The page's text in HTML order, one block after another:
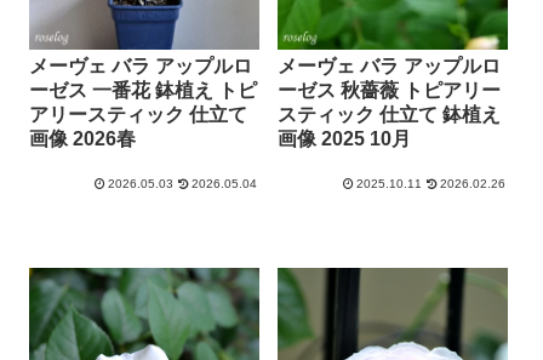
メーヴェ バラ アップルロ
ーゼス 一番花 鉢植え トピ
アリースティック 仕立て
画像 2026春
2026.05.03 2026.05.04
メーヴェ バラ アップルロ
ーゼス 秋薔薇 トピアリー
スティック 仕立て 鉢植え
画像 2025 10月
2025.10.11 2026.02.26